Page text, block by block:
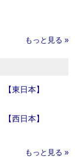
もっと見る »
東日本】
西日本】
もっと見る »